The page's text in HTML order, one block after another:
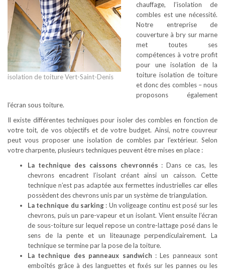
isolation de toiture Vert-Saint-Denis
chauffage, l’isolation de
combles est une nécessité.
Notre entreprise de
couverture à bry sur marne
met toutes ses
compétences à votre profit
pour une isolation de la
toiture isolation de toiture
et donc des combles – nous
proposons également
l’écran sous toiture.
Il existe différentes techniques pour isoler des combles en fonction de
votre toit, de vos objectifs et de votre budget. Ainsi, notre couvreur
peut vous proposer une isolation de combles par l’extérieur. Selon
votre charpente, plusieurs techniques peuvent être mises en place :
La technique des caissons chevronnés : Dans ce cas, les
chevrons encadrent l’isolant créant ainsi un caisson. Cette
technique n’est pas adaptée aux fermettes industrielles car elles
possèdent des chevrons unis par un système de triangulation.
La technique du sarking : Un voligeage continu est posé sur les
chevrons, puis un pare-vapeur et un isolant. Vient ensuite l’écran
de sous-toiture sur lequel repose un contre-lattage posé dans le
sens de la pente et un liteaunage perpendiculairement. La
technique se termine par la pose de la toiture.
La technique des panneaux sandwich : Les panneaux sont
emboîtés grâce à des languettes et fixés sur les pannes ou les